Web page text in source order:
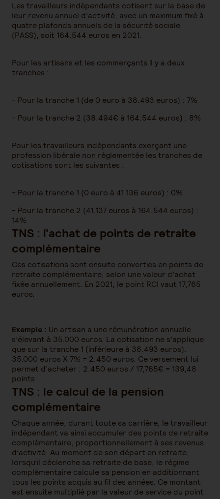
Les travailleurs indépendants cotisent sur la base de
leur revenu annuel d’activité, avec un maximum fixé à
quatre plafonds annuels de la sécurité sociale
(PASS), soit 164.544 euros en 2021.
Pour les artisans et les commerçants il y a deux
tranches :
- Pour la tranche 1 (de 0 euro à 38.493 euros) : 7%
- Pour la tranche 2 (38.494€ à 164.544 euros) : 8%
Pour les travailleurs indépendants exerçant une
profession libérale non réglementée les tranches de
cotisations sont les suivantes :
- Pour la tranche 1 (0 euro à 41.136 euros) : 0%
- Pour la tranche 2 (41.137 euros à 164.544 euros) :
14%
TNS : l’achat de points de retraite
complémentaire
Ces cotisations sont ensuite converties en points de
retraite complémentaire, selon une valeur d’achat
fixée annuellement. En 2021, le point RCI vaut 17,765
euros.
Exemple : Un artisan a une rémunération annuelle
s’élevant à 35.000 euros. La cotisation ne s’applique
que sur la tranche 1 (inférieure à 38.493 euros).
35.000 euros X 7% = 2.450 euros. Ce versement lui
permet d’acheter : 2.450 euros / 17,765€ = 139,48
points
TNS : le calcul de la pension
complémentaire
Chaque année, durant toute sa carrière, le travailleur
indépendant va ainsi accumuler des points de retraite
complémentaire, proportionnellement à ses revenus
d’activité. Au moment de son départ en retraite,
lorsqu’il déclenche sa retraite de base, le régime
complémentaire calcule sa pension en additionnant
tous les points acquis au fil des années. Ce montant
est ensuite multiplié par la valeur de service du point